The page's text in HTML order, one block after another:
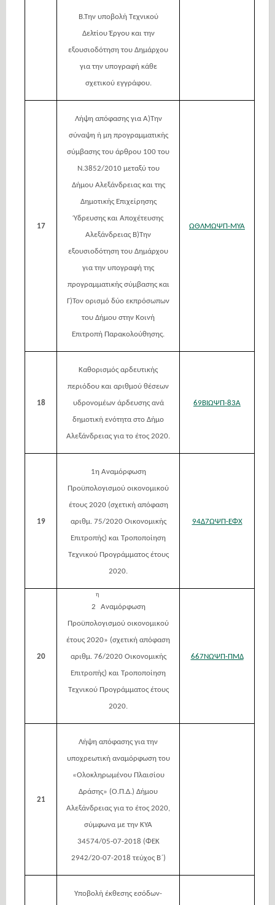
Β.Την υποβολή Τεχνικού
Δελτίου Έργου και την
εξουσιοδότηση του Δημάρχου
για την υπογραφή κάθε
σχετικού εγγράφου.
17
Λήψη απόφασης για Α)Την
σύναψη ή μη προγραμματικής
σύμβασης του άρθρου 100 του
Ν.3852/2010 μεταξύ του
Δήμου Αλεξάνδρειας και της
Δημοτικής Επιχείρησης
Ύδρευσης και Αποχέτευσης
Αλεξάνδρειας Β)Την
εξουσιοδότηση του Δημάρχου
για την υπογραφή της
προγραμματικής σύμβασης και
Γ)Τον ορισμό δύο εκπρόσωπων
του Δήμου στην Κοινή
Επιτροπή Παρακολούθησης.
ΩΘΛΜΩΨΠ-ΜΥΑ
18
Καθορισμός αρδευτικής
περιόδου και αριθμού θέσεων
υδρονομέων άρδευσης ανά
δημοτική ενότητα στο Δήμο
Αλεξάνδρειας για το έτος 2020.
69ΒΙΩΨΠ-83Α
19
1η Αναμόρφωση
Προϋπολογισμού οικονομικού
έτους 2020 (σχετική απόφαση
αριθμ. 75/2020 Οικονομικής
Επιτροπής) και Τροποποίηση
Τεχνικού Προγράμματος έτους
2020.
94Δ7ΩΨΠ-ΕΦΧ
20
2
η
Αναμόρφωση
Προϋπολογισμού οικονομικού
έτους 2020» (σχετική απόφαση
αριθμ. 76/2020 Οικονομικής
Επιτροπής) και Τροποποίηση
Τεχνικού Προγράμματος έτους
2020.
667ΝΩΨΠ-ΠΜΔ
21
Λήψη απόφασης για την
υποχρεωτική αναμόρφωση του
«Ολοκληρωμένου Πλαισίου
Δράσης» (Ο.Π.Δ.) Δήμου
Αλεξάνδρειας για το έτος 2020,
σύμφωνα με την ΚΥΑ
34574/05-07-2018 (ΦΕΚ
2942/20-07-2018 τεύχος Β΄)
Υποβολή έκθεσης εσόδων-